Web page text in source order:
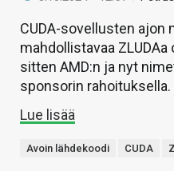
CUDA-sovellusten ajon
mahdollistavaa
sitten AMD:n ja nyt
sponsorin rahoituksella.
Lue lisää
Avoin lähdekoodi CUDA